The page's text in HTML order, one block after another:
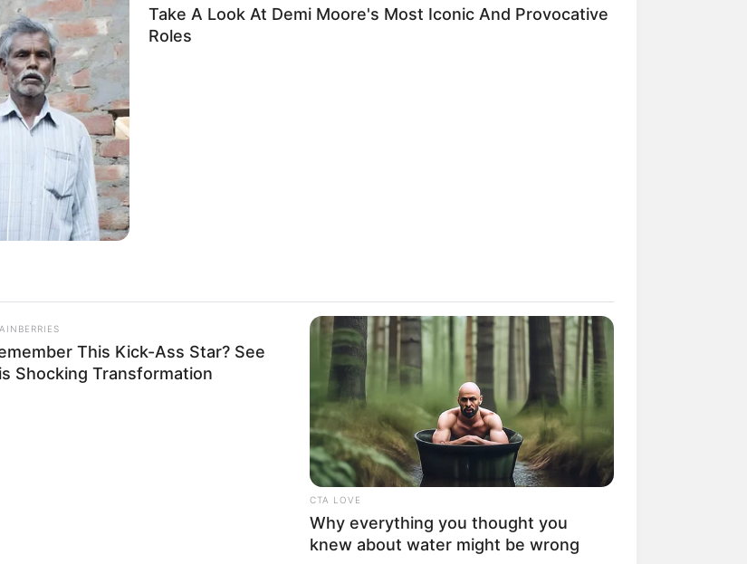
10 Desain Kanopi Tempat
Tidur, Serasa Beristirahat di
Kamar Raja
Tampil Lebih Modern, 7 Potret
Hasil Renovasi Rumah Berusia
90 Tahun
Take A Look At Demi Moore's Most Iconic And Provocative
Roles
This Kick-Ass Star? See
Shocking Transformation
CTA LOVE
Why everything you thought you
knew about water might be wrong